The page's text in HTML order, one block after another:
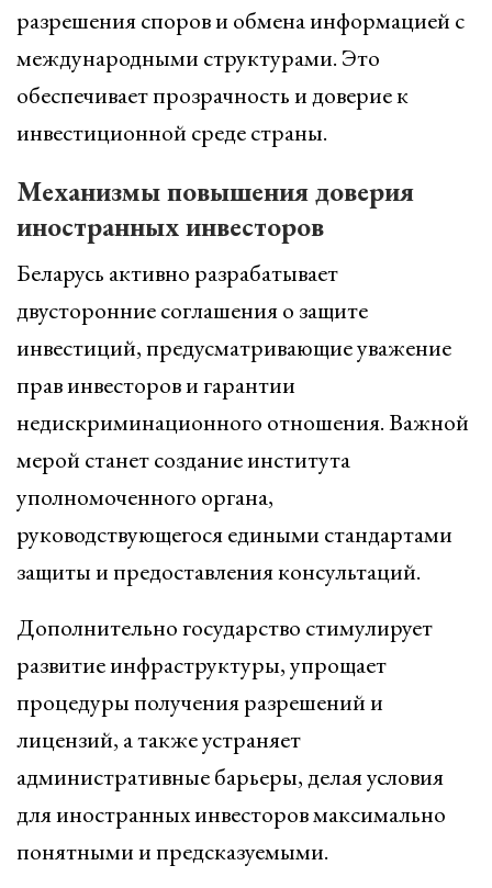
разрешения споров и обмена информацией с
международными структурами. Это
обеспечивает прозрачность и доверие к
инвестиционной среде страны.
Механизмы повышения доверия
иностранных инвесторов
Беларусь активно разрабатывает
двусторонние соглашения о защите
инвестиций, предусматривающие уважение
прав инвесторов и гарантии
недискриминационного отношения. Важной
мерой станет создание института
уполномоченного органа,
руководствующегося едиными стандартами
защиты и предоставления консультаций.
Дополнительно государство стимулирует
развитие инфраструктуры, упрощает
процедуры получения разрешений и
лицензий, а также устраняет
административные барьеры, делая условия
для иностранных инвесторов максимально
понятными и предсказуемыми.